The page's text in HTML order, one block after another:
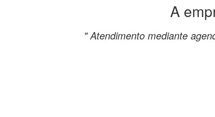
A
" Atendimento mediante